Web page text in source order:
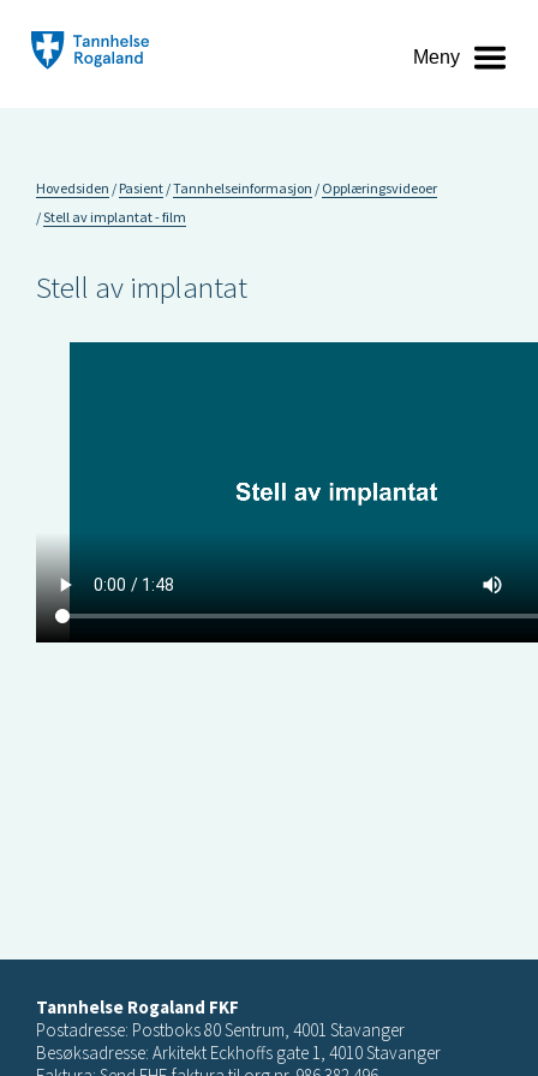
Meny
Hovedsiden Pasient Tannhelseinformasjon
Opplæringsvideoer
Stell av implantat - film
Stell av implantat
Tannhelse Rogaland FKF
Postadresse: Postboks 80 Sentrum, 4001 Stavanger
Besøksadresse: Arkitekt Eckhoffs gate 1, 4010 Stavanger